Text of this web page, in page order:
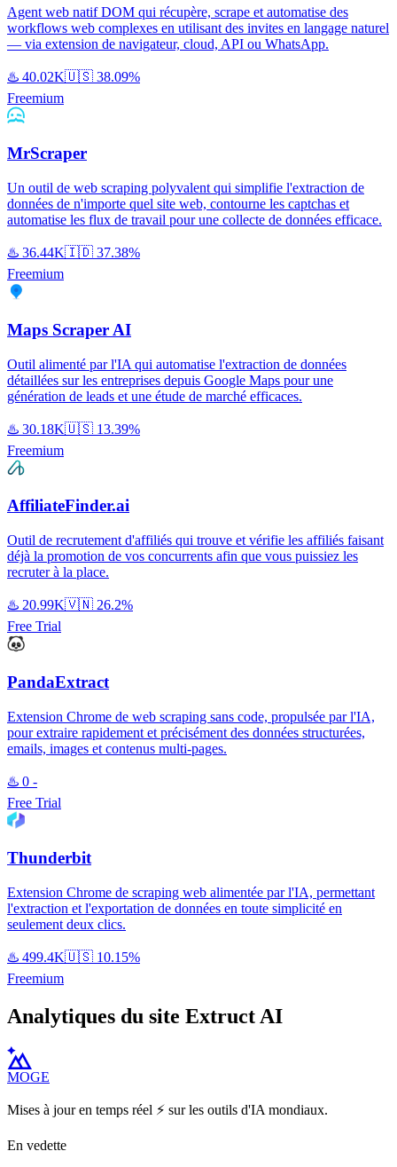
Agent web natif DOM qui récupère, scrape et automatise des
workflows web complexes en utilisant des invites en langage naturel
— via extension de navigateur, cloud, API ou WhatsApp.
♨️ 40.02K🇺🇸 38.09%
Freemium
MrScraper
Un outil de web scraping polyvalent qui simplifie l'extraction de
données de n'importe quel site web, contourne les captchas et
automatise les flux de travail pour une collecte de données efficace.
♨️ 36.44K🇮🇩 37.38%
Freemium
Maps Scraper AI
Outil alimenté par l'IA qui automatise l'extraction de données
détaillées sur les entreprises depuis Google Maps pour une
génération de leads et une étude de marché efficaces.
♨️ 30.18K🇺🇸 13.39%
Freemium
AffiliateFinder.ai
Outil de recrutement d'affiliés qui trouve et vérifie les affiliés faisant
déjà la promotion de vos concurrents afin que vous puissiez les
recruter à la place.
♨️ 20.99K🇻🇳 26.2%
Free Trial
PandaExtract
Extension Chrome de web scraping sans code, propulsée par l'IA,
pour extraire rapidement et précisément des données structurées,
emails, images et contenus multi-pages.
♨️ 0 -
Free Trial
Thunderbit
Extension Chrome de scraping web alimentée par l'IA, permettant
l'extraction et l'exportation de données en toute simplicité en
seulement deux clics.
♨️ 499.4K🇺🇸 10.15%
Freemium
Analytiques du site Extruct AI
MOGE
Mises à jour en temps réel ⚡️ sur les outils d'IA mondiaux.
En vedette